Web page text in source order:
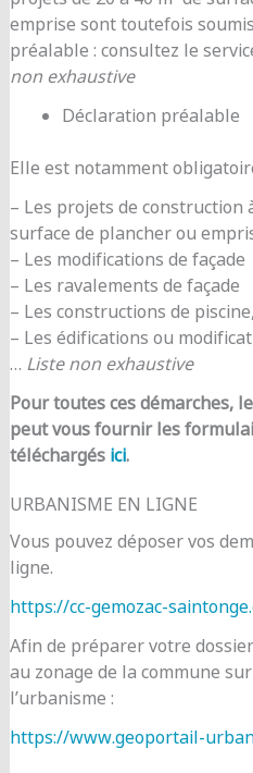
emprise sont toutefois
préalable : consultez le
non exhaustive
Déclaration préalable
Elle est notamment
– Les projets de construction
surface de plancher ou
– Les modifications de façade
– Les ravalements de façade
– Les constructions de
– Les édifications ou
… Liste non exhaustive
Pour toutes ces démarches,
peut vous fournir les
téléchargés ici.
URBANISME EN LIGNE
Vous pouvez déposer vos
ligne.
https://cc-gemozac-
Afin de préparer votre
au zonage de la commune
l’urbanisme :
https://www.geoportail-